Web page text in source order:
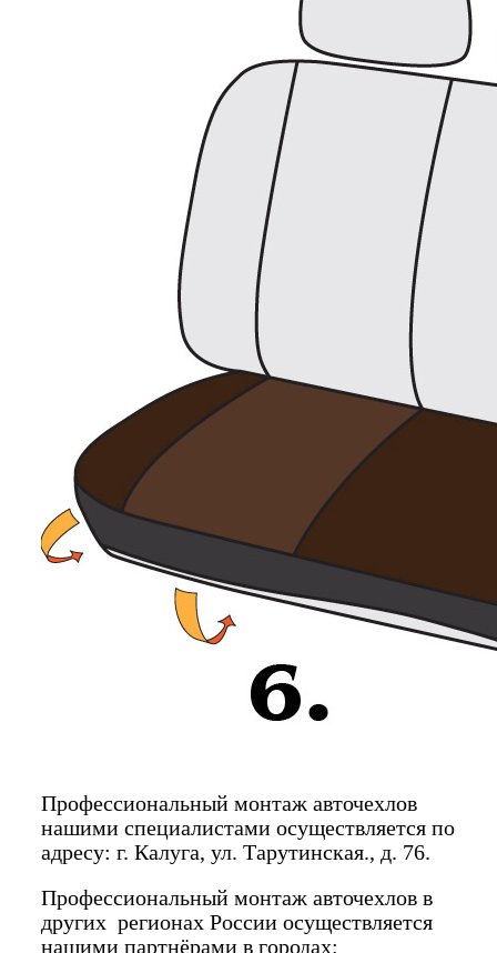
Профессиональный монтаж авточехлов
нашими специалистами осуществляется по
адресу: г. Калуга, ул. Тарутинская., д. 76.
Профессиональный монтаж авточехлов в
других регионах России осуществляется
нашими партнёрами в городах: